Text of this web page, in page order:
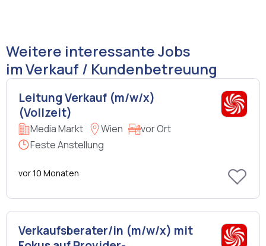
Weitere interessante Jobs
im Verkauf / Kundenbetreuung
Leitung Verkauf (m/w/x)
(Vollzeit)
Media Markt Wien
vor Ort
Feste Anstellung
vor 10 Monaten
Verkaufsberater/in (m/w/x) mit